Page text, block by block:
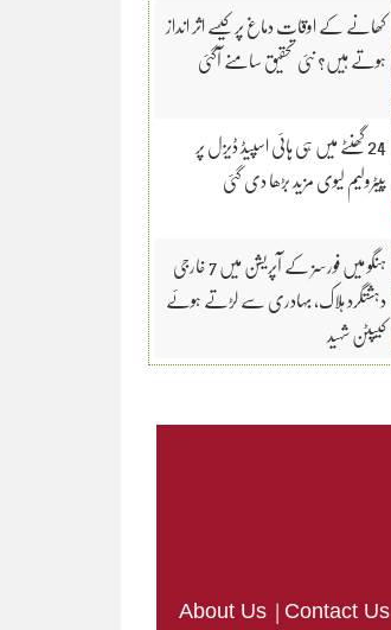
کھانے کے اوقات دماغ پر کیسے اثر انداز
ہوتے ہیں؟ نئی تحقیق سامنے آگئی
24 گھنٹے میں ہی ہائی اسپیڈ ڈیزل پر
پیٹرولیم لیوی مزید بڑھا دی گئی
ہنگو میں فورسز کے آپریشن میں 7 خارجی
دہشتگرد ہلاک، بہادری سے لڑتے ہوئے
کیپٹن شہید
About Us | Contact Us